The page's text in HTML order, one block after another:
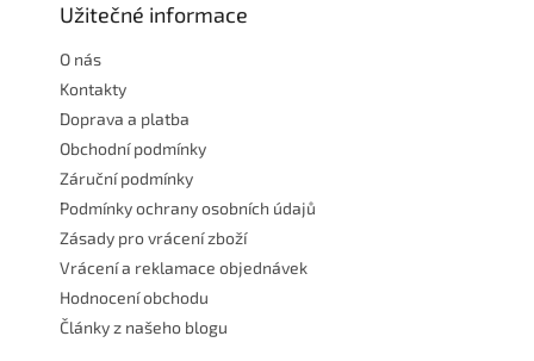
Užitečné informace
O nás
Kontakty
Doprava a platba
Obchodní podmínky
Záruční podmínky
Podmínky ochrany osobních údajů
Zásady pro vrácení zboží
Vrácení a reklamace objednávek
Hodnocení obchodu
Články z našeho blogu